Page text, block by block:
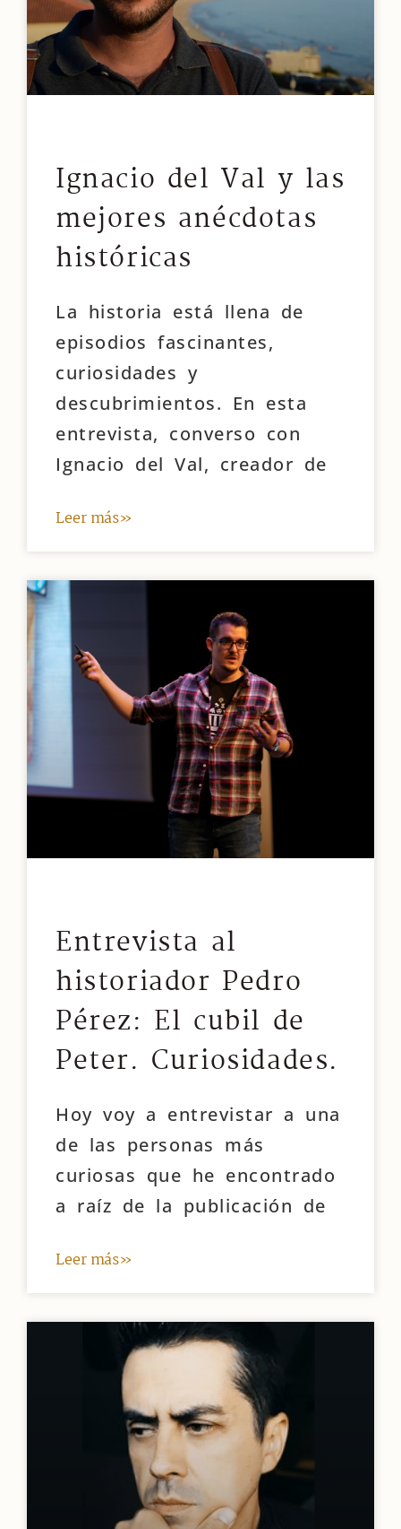
Ignacio del Val y las
mejores anécdotas
históricas
La historia está llena de
episodios fascinantes,
curiosidades y
descubrimientos. En esta
entrevista, converso con
Ignacio del Val, creador de
Leer más»
Entrevista al
historiador Pedro
Pérez: El cubil de
Peter. Curiosidades.
Hoy voy a entrevistar a una
de las personas más
curiosas que he encontrado
a raíz de la publicación de
Leer más»